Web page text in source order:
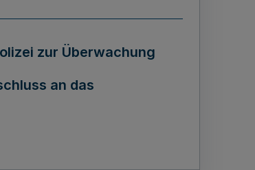
zur Überwachung
an das